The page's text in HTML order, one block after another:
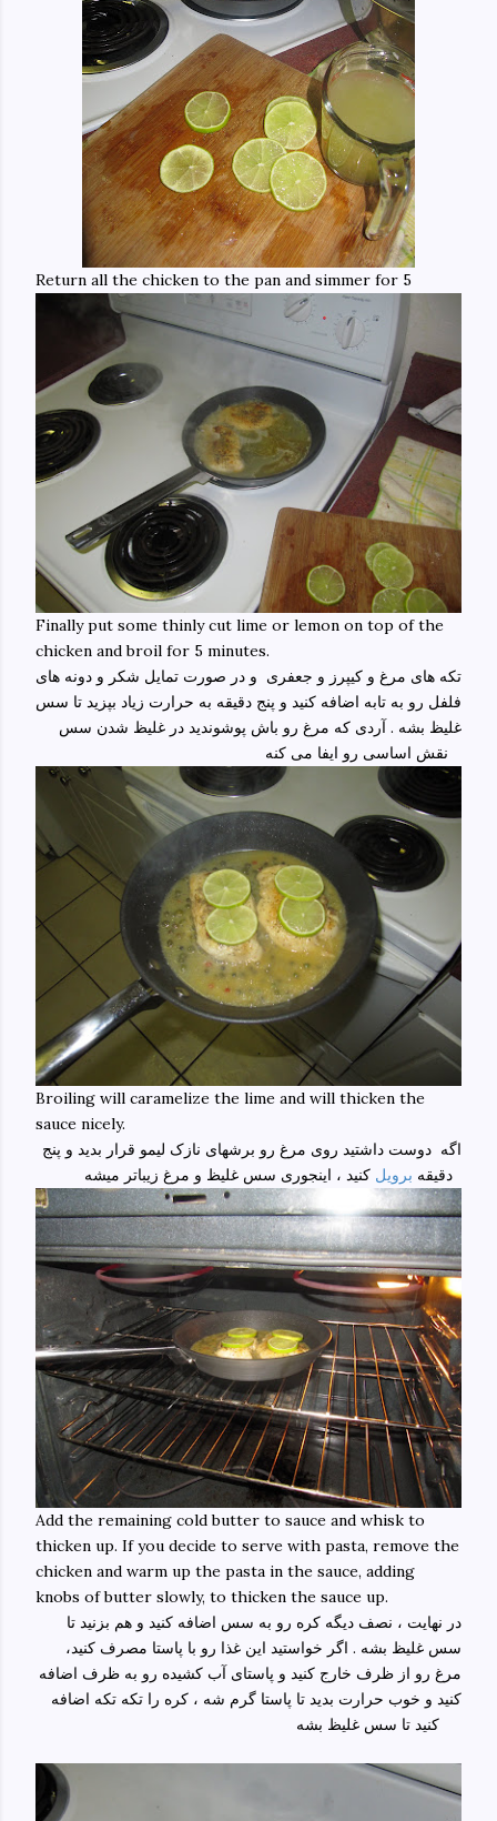
Return all the chicken to the pan and simmer for 5
Finally put some thinly cut lime or lemon on top of the
chicken and broil for 5 minutes.
تکه های مرغ و کیپرز و جعفری و در صورت تمایل شکر و دونه های
فلفل رو به تابه اضافه کنید و پنج دقیقه به حرارت زیاد بپزید تا سس
غلیظ بشه . آردی که مرغ رو باش پوشوندید در غلیظ شدن سس
Broiling will caramelize the lime and will thicken the
sauce nicely.
اگه دوست داشتید روی مرغ رو برشهای نازک لیمو قرار بدید و پنج
دقیقه برویل
Add the remaining cold butter to sauce and whisk to
thicken up. If you decide to serve with pasta, remove the
chicken and warm up the pasta in the sauce, adding
knobs of butter slowly, to thicken the sauce up.
در نهایت ، نصف دیگه کره رو به سس اضافه کنید و هم بزنید تا
سس غلیظ بشه . اگر خواستید این غذا رو با پاستا مصرف کنید،
مرغ رو از ظرف خارج کنید و پاستای آب کشیده رو به ظرف اضافه
کنید و خوب حرارت بدید تا پاستا گرم شه ، کره را تکه تکه اضافه